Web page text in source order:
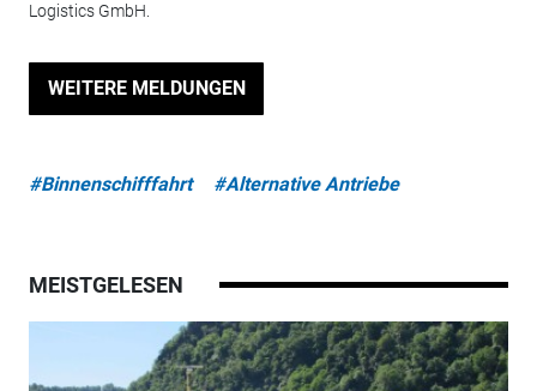
Logistics GmbH.
WEITERE MELDUNGEN
#Binnenschifffahrt #Alternative Antriebe
MEISTGELESEN